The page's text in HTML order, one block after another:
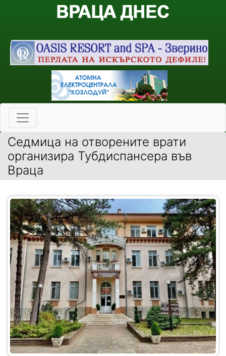
Седмица на отворените врати
организира Тубдиспансера във
Враца